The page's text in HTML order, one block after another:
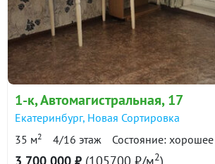
1-к, Автомагистральная, 17
Екатеринбург, Новая Сортировка
35 м2 4/16 этаж Состояние: хорошее
2